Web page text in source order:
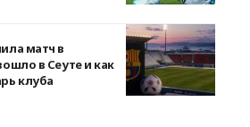
матч в
в Сеуте и как
клуба